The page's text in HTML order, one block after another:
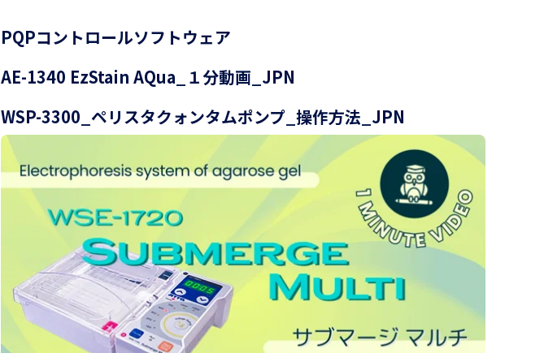
PQPコントロールソフトウェア
AE-1340 EzStain AQua_１分動画_JPN
WSP-3300_ペリスタクォンタムポンプ_操作方法_JPN